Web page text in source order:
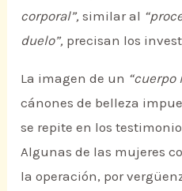
corporal”, similar al
duelo”, precisan los
La imagen de un “cuerpo
cánones de belleza
se repite en los
Algunas de las mujeres
la operación, por